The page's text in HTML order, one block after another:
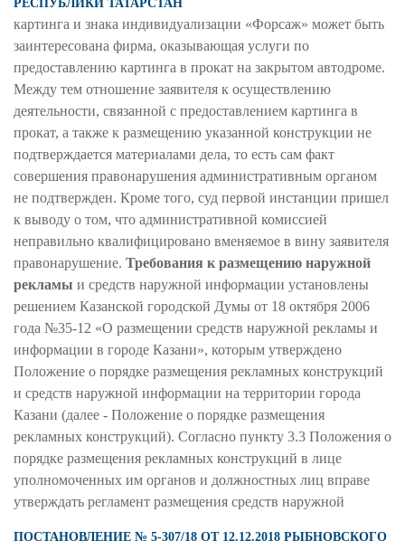
РЕСПУБЛИКИ ТАТАРСТАН
картинга и знака индивидуализации «Форсаж» может быть
заинтересована фирма, оказывающая услуги по
предоставлению картинга в прокат на закрытом автодроме.
Между тем отношение заявителя к осуществлению
деятельности, связанной с предоставлением картинга в
прокат, а также к размещению указанной конструкции не
подтверждается материалами дела, то есть сам факт
совершения правонарушения административным органом
не подтвержден. Кроме того, суд первой инстанции пришел
к выводу о том, что административной комиссией
неправильно квалифицировано вменяемое в вину заявителя
правонарушение. Требования к размещению наружной
рекламы и средств наружной информации установлены
решением Казанской городской Думы от 18 октября 2006
года №35-12 «О размещении средств наружной рекламы и
информации в городе Казани», которым утверждено
Положение о порядке размещения рекламных конструкций
и средств наружной информации на территории города
Казани (далее - Положение о порядке размещения
рекламных конструкций). Согласно пункту 3.3 Положения о
порядке размещения рекламных конструкций в лице
уполномоченных им органов и должностных лиц вправе
утверждать регламент размещения средств наружной
ПОСТАНОВЛЕНИЕ № 5-307/18 ОТ 12.12.2018 РЫБНОВСКОГО